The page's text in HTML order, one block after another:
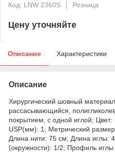
Код: LNW 2360S
Розница
Цену уточняйте
Описание Характеристики
Описание
Хирургический шовный
рассасывающийся,
покрытием, с одной иглой;
USP(мм): 1; Метрический
Длина нити: 75 см; Длина иглы:
(окружности): 1/2; Профиль